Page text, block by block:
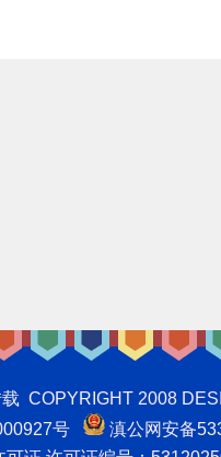
COPYRIGHT 2008
号
滇公网安备